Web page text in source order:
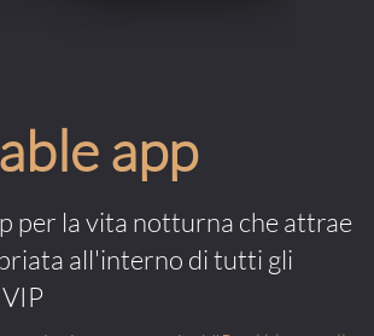
app
per la vita notturna che attrae
all'interno di tutti gli